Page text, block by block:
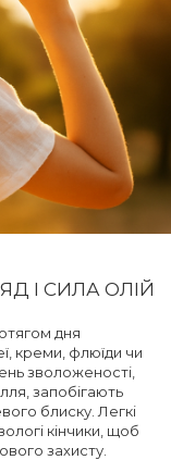
І СИЛА ОЛІЙ
дня
креми, флюїди чи
зволоженості,
запобігають
блиску. Легкі
кінчики, щоб
захисту.